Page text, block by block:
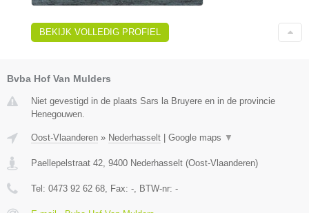
BEKIJK VOLLEDIG PROFIEL
Bvba Hof Van Mulders
Niet gevestigd in de plaats Sars la Bruyere en in de provincie
Henegouwen.
Oost-Vlaanderen » Nederhasselt Google maps ▼
Paellepelstraat 42, 9400 Nederhasselt (Oost-Vlaanderen)
Tel: 0473 92 62 68, Fax: -, BTW-nr: -